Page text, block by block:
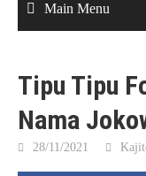
Main Menu
Tipu Tipu
Nama
28/11/2021